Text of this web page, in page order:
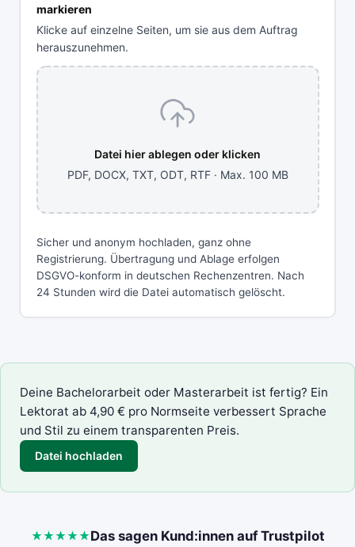
markieren
Klicke auf einzelne Seiten, um sie aus dem Auftrag
herauszunehmen.
Datei hier ablegen oder klicken
PDF, DOCX, TXT, ODT, RTF · Max. 100 MB
Sicher und anonym hochladen, ganz ohne
Registrierung. Übertragung und Ablage erfolgen
DSGVO-konform in deutschen Rechenzentren. Nach
24 Stunden wird die Datei automatisch gelöscht.
Deine Bachelorarbeit oder Masterarbeit ist fertig? Ein
Lektorat ab 4,90 € pro Normseite verbessert Sprache
und Stil zu einem transparenten Preis.
Datei hochladen
Das sagen Kund:innen auf Trustpilot